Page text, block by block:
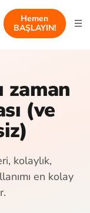
Hemen
BAŞLAYIN!
zaman
(ve
kolaylık,
en kolay